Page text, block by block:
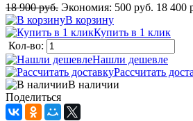
18 900 руб. Экономия: 500 руб. 18 400
В корзину
Купить в 1 клик
Кол-во:
Нашли дешевле
Рассчитать
В наличии
Поделиться